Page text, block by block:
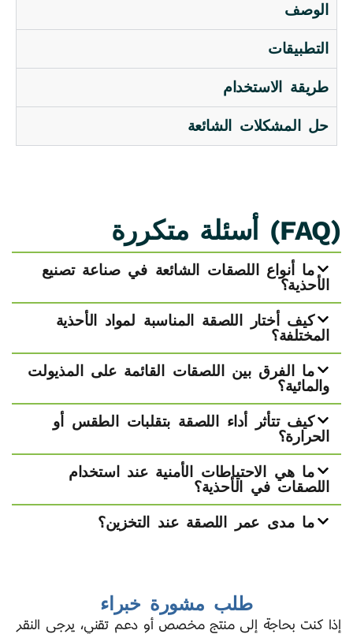
الوصف
التطبيقات
طريقة الاستخدام
حل المشكلات الشائعة
(FAQ) ​أسئلة متكررة
ما أنواع اللصقات الشائعة في صناعة تصنيع
الأحذية؟
كيف أختار اللصقة المناسبة لمواد الأحذية
المختلفة؟
ما الفرق بين اللصقات القائمة على المذيولت
والمائية؟
كيف تتأثر أداء اللصقة بتقلبات الطقس أو
الحرارة؟
ما هي الاحتياطات الأمنية عند استخدام
اللصقات في الأحذية؟
ما مدى عمر اللصقة عند التخزين؟
طلب مشورة خبراء
إذا كنت بحاجة إلى منتج مخصص أو دعم تقني، يرجى النقر